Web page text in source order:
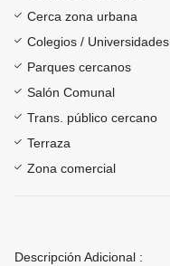
Cerca zona urbana
Colegios / Universidades
Parques cercanos
Salón Comunal
Trans. público cercano
Terraza
Zona comercial
Descripción Adicional :